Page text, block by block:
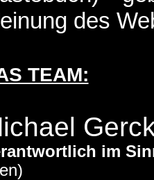
des
TEAM:
im